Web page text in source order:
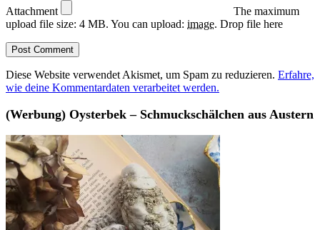
Attachment
The maximum
upload file size: 4 MB. You can upload: image. Drop file here
Diese Website verwendet Akismet, um Spam zu reduzieren. Erfahre,
wie deine Kommentardaten verarbeitet werden.
(Werbung) Oysterbek – Schmuckschälchen aus Austern